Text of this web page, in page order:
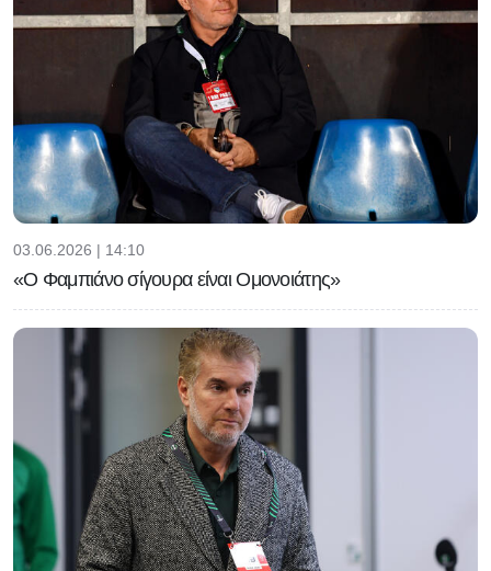
03.06.2026 | 14:10
«Ο Φαμπιάνο σίγουρα είναι Ομονοιάτης»